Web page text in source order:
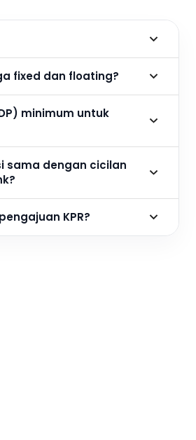
fixed dan floating?
minimum untuk
sama dengan cicilan
KPR?